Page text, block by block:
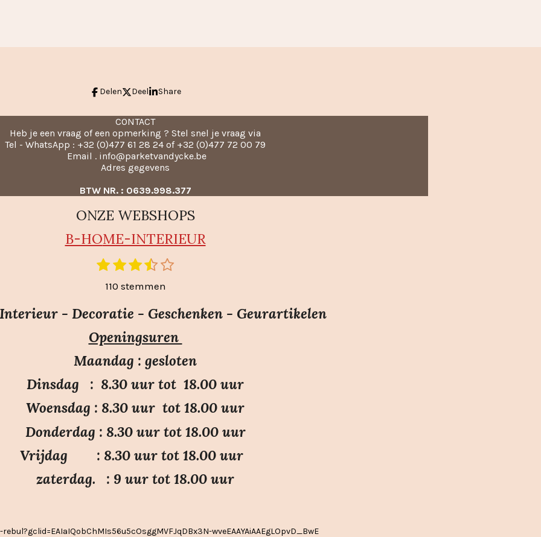
Delen Deel Share
CONTACT
Heb je een vraag of een opmerking ? Stel snel je vraag via
Tel - WhatsApp : +32 (0)477 61 28 24 of +32 (0)477 72 00 79
Email . info@parketvandycke.be
Adres gegevens
BTW NR. : 0639.998.377
ONZE WEBSHOPS
B-HOME-INTERIEUR
1
e
r
2
s
t
e
r
r
e
n
3
t
e
r
r
n
4
t
e
r
n
5
t
e
r
r
e
n
S
m
n
110 stemmen
- Decoratie - Geschenken - Geurartikelen
Openingsuren
Maandag : gesloten
Dinsdag : 8.30 uur tot 18.00 uur
Woensdag : 8.30 uur tot 18.00 uur
Donderdag : 8.30 uur tot 18.00 uur
Vrijdag : 8.30 uur tot 18.00 uur
zaterdag. : 9 uur tot 18.00 uur
wveEAAYAiAAEgLOpvD_BwE